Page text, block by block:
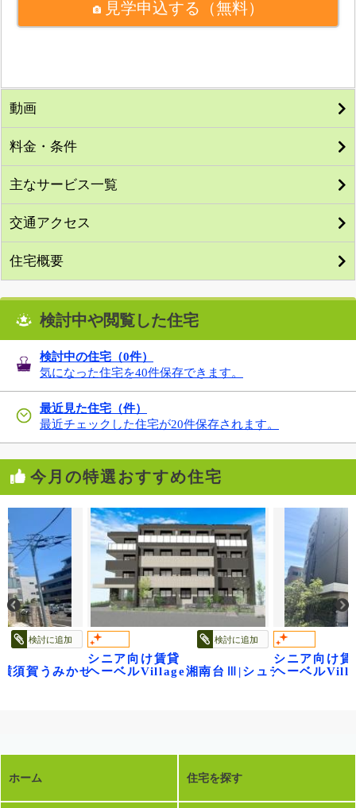
見学申込する （無料）
動画
料金・条件
主なサービス一覧
交通アクセス
住宅概要
検討中や閲覧した住宅
検討中の住宅（0件）
気になった住宅を40件保存できます。
最近見た住宅（件）
最近チェックした住宅が20件保存されます。
今月の特選おすすめ住宅
ンス武蔵浦和
検討に追加
須賀うみかぜ公園
検討に追加
シニア向け賃貸
ヘーベルVillage湘南台Ⅲ|シュテルン湘南
シニア向け賃
ヘーベル
ホーム 住宅を探す